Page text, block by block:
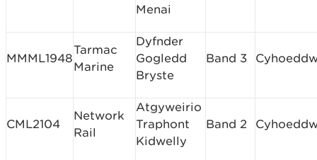
Menai
MMML1948
Tarmac
Marine
Dyfnder
Gogledd
Bryste
Band 3
CML2104
Network
Rail
Atgyweirio
Traphont
Kidwelly
Band 2